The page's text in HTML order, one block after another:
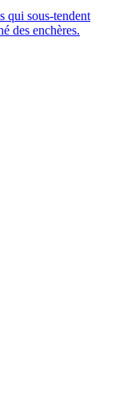
qui sous-tendent
des enchères.